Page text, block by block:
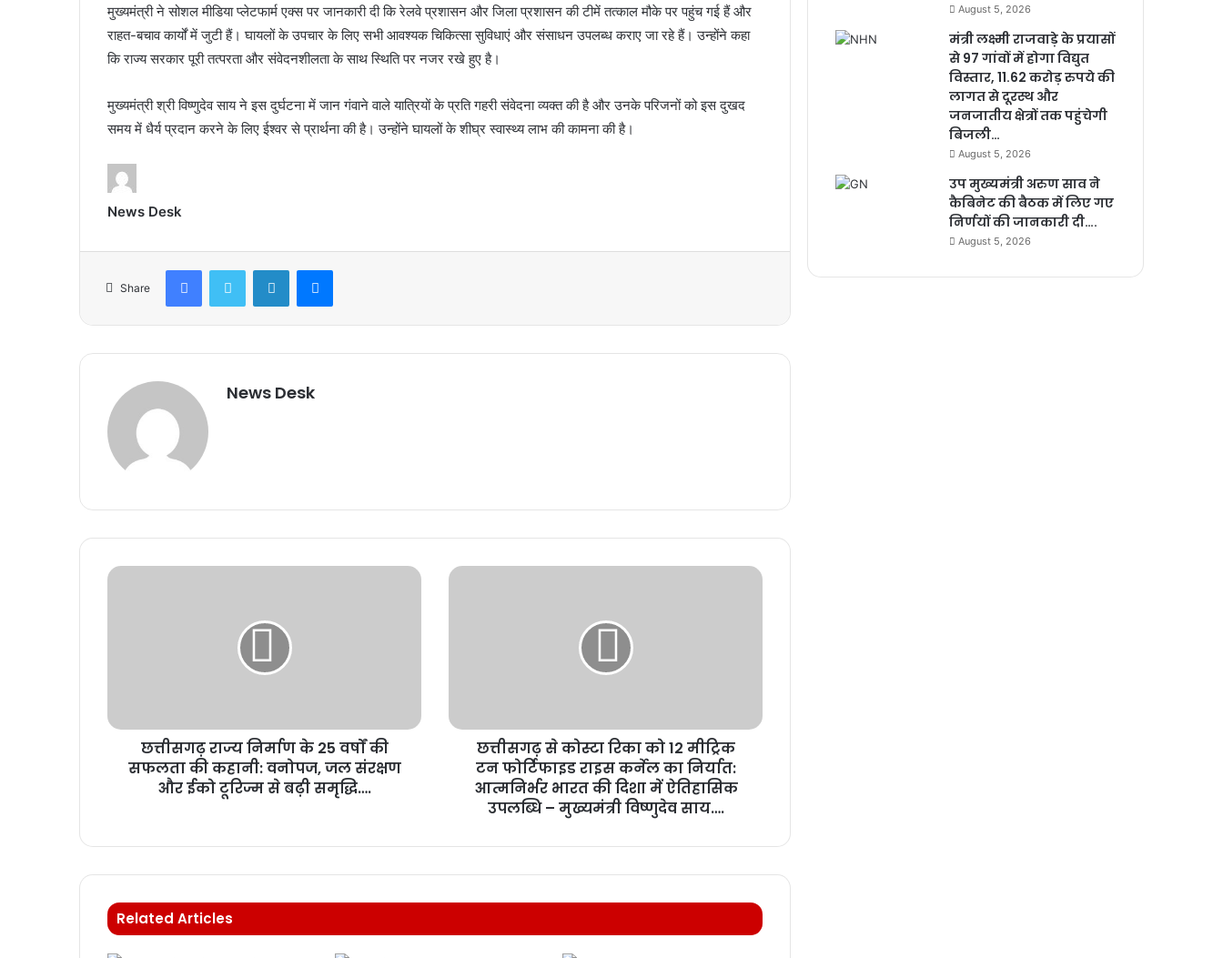
मुख्यमंत्री ने सोशल मीडिया प्लेटफार्म एक्स पर जानकारी दी कि रेलवे प्रशासन और जिला प्रशासन की टीमें तत्काल मौके पर पहुंच गई हैं और
राहत-बचाव कार्यों में जुटी हैं। घायलों के उपचार के लिए सभी आवश्यक चिकित्सा सुविधाएं और संसाधन उपलब्ध कराए जा रहे हैं। उन्होंने कहा
कि राज्य सरकार पूरी तत्परता और संवेदनशीलता के साथ स्थिति पर नजर रखे हुए है।
मुख्यमंत्री श्री विष्णुदेव साय ने इस दुर्घटना में जान गंवाने वाले यात्रियों के प्रति गहरी संवेदना व्यक्त की है और उनके परिजनों को इस दुखद
समय में धैर्य प्रदान करने के लिए ईश्वर से प्रार्थना की है। उन्होंने घायलों के शीघ्र स्वास्थ्य लाभ की कामना की है।
News Desk
Share
News Desk
छत्तीसगढ़ राज्य निर्माण के 25 वर्षों की
सफलता की कहानी: वनोपज, जल संरक्षण
और ईको टूरिज्म से बढ़ी समृद्धि….
छत्तीसगढ़ से कोस्टा रिका को 12 मीट्रिक
टन फोर्टिफाइड राइस कर्नेल का निर्यात:
आत्मनिर्भर भारत की दिशा में ऐतिहासिक
उपलब्धि – मुख्यमंत्री विष्णुदेव साय….
Related Articles
August 5, 2026
मंत्री लक्ष्मी राजवाड़े के प्रयासों
से 97 गांवों में होगा विद्युत
विस्तार, 11.62 करोड़ रुपये की
लागत से दूरस्थ और
जनजातीय क्षेत्रों तक पहुंचेगी
बिजली…
August 5, 2026
उप मुख्यमंत्री अरुण साव ने
कैबिनेट की बैठक में लिए गए
निर्णयों की जानकारी दी….
August 5, 2026